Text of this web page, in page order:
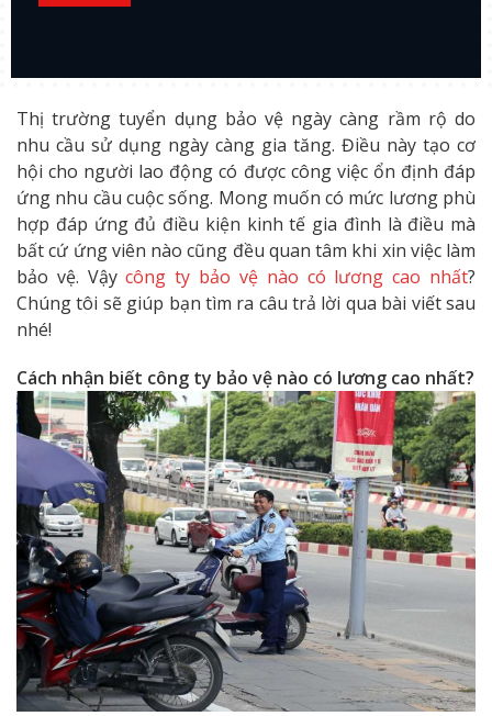
Thị trường tuyển dụng bảo vệ ngày càng rầm rộ do
nhu cầu sử dụng ngày càng gia tăng. Điều này tạo cơ
hội cho người lao động có được công việc ổn định đáp
ứng nhu cầu cuộc sống. Mong muốn có mức lương phù
hợp đáp ứng đủ điều kiện kinh tế gia đình là điều mà
bất cứ ứng viên nào cũng đều quan tâm khi xin việc làm
bảo vệ. Vậycông ty bảo vệ nào có lương cao nhất?
Chúng tôi sẽ giúp bạn tìm ra câu trả lời qua bài viết sau
nhé!
Cách nhận biết công ty bảo vệ nào có lương cao nhất?